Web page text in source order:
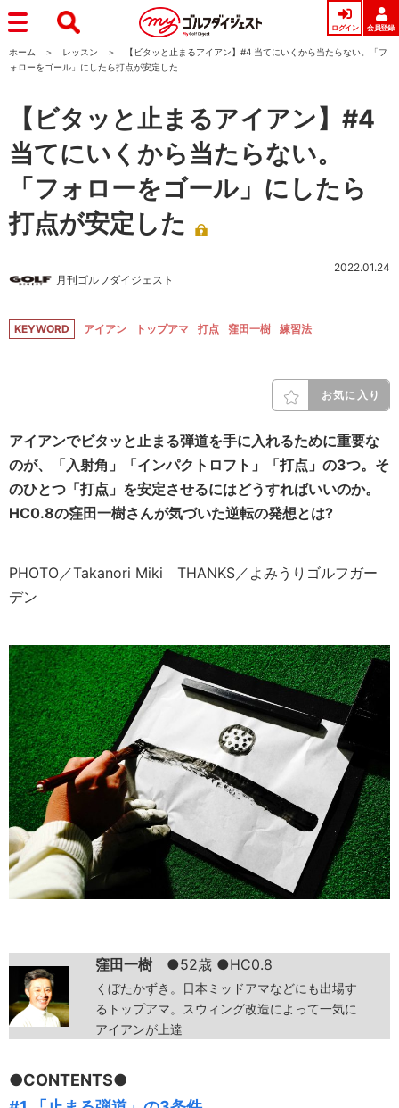
ログイン 会員登録
ホーム レッスン
【ビタッと止まるアイアン】#4 当てにいくから当たらない。「フ
ォローをゴール」にしたら打点が安定した
【ビタッと止まるアイアン】#4
当てにいくから当たらない。
「フォローをゴール」にしたら
打点が安定した
月刊ゴルフダイジェスト
2022.01.24
KEYWORD アイアン トップアマ 打点 窪田一樹 練習法
お気に入り
アイアンでビタッと止まる弾道を手に入れるために重要な
のが、「入射角」「インパクトロフト」「打点」の3つ。そ
のひとつ「打点」を安定させるにはどうすればいいのか。
HC0.8の窪田一樹さんが気づいた逆転の発想とは?
PHOTO／Takanori Miki THANKS／よみうりゴルフガー
デン
窪田一樹 ●52歳 ●HC0.8
くぼたかずき。日本ミッドアマなどにも出場す
るトップアマ。スウィング改造によって一気に
アイアンが上達
●CONTENTS●